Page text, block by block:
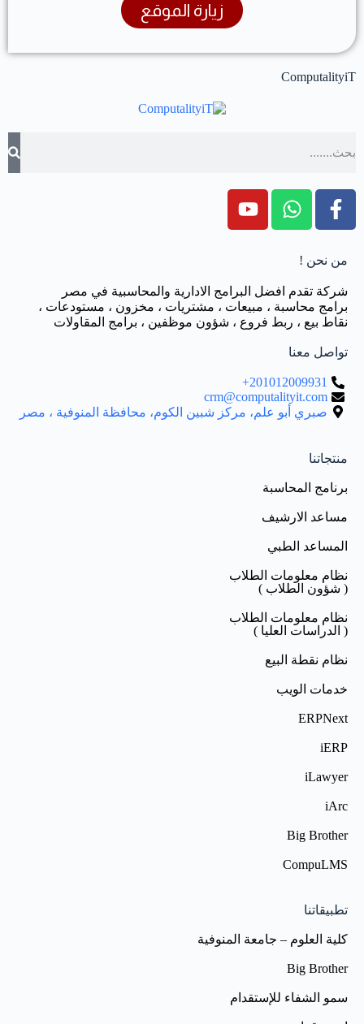
زيارة الموقع
ComputalityiT
من نحن !
شركة تقدم افضل البرامج الادارية والمحاسبية في مصر
برامج محاسبة ، مبيعات ، مشتريات ، مخزون ، مستودعات ،
نقاط بيع ، ربط فروع ، شؤون موظفين ، برامج المقاولات
تواصل معنا
201012009931+
crm@computalityit.com
صبري أبو علم، مركز شبين الكوم، محافظة المنوفية ، مصر
منتجاتنا
برنامج المحاسبة
مساعد الارشيف
المساعد الطبي
نظام معلومات الطلاب
( شؤون الطلاب )
نظام معلومات الطلاب
( الدراسات العليا )
نظام نقطة البيع
خدمات الويب
ERPNext
iERP
iLawyer
iArc
Big Brother
CompuLMS
تطبيقاتنا
كلية العلوم – جامعة المنوفية
Big Brother
سمو الشفاء للإستقدام